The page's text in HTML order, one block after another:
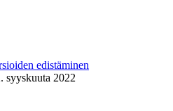
edistäminen
syyskuuta 2022